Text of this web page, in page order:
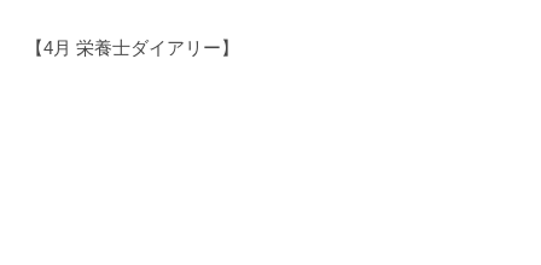
【4月 栄養士ダイアリー】